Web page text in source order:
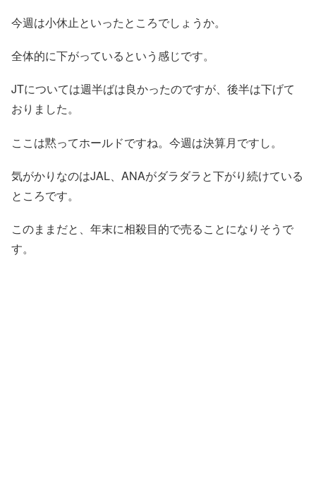
今週は小休止といったところでしょうか。
全体的に下がっているという感じです。
JTについては週半ばは良かったのですが、後半は下げて
おりました。
ここは黙ってホールドですね。今週は決算月ですし。
気がかりなのはJAL、ANAがダラダラと下がり続けている
ところです。
このままだと、年末に相殺目的で売ることになりそうで
す。